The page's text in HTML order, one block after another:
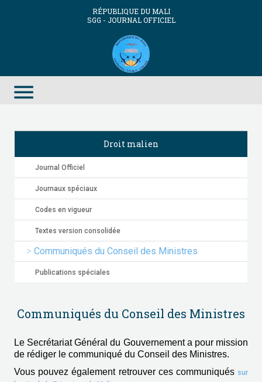
RÉPUBLIQUE DU MALI
SGG - JOURNAL OFFICIEL
menu
Droit malien
Journal Officiel
Journaux spéciaux
Codes en vigueur
Textes version consolidée
Communiqués du Conseil des Ministres
Publications spéciales
Communiqués du Conseil des Ministres
Le Secrétariat Général du Gouvernement a pour mission
de rédiger le communiqué du Conseil des Ministres.
Vous pouvez également retrouver ces communiqués sur